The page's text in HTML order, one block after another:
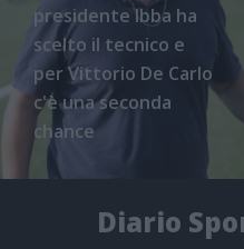
presidente Ibba ha
scelto il tecnico e
per Vittorio De Carlo
c'è una seconda
chance
Diario